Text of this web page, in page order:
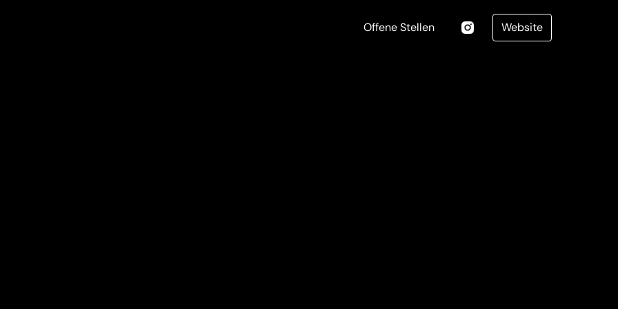
Offene Stellen Website